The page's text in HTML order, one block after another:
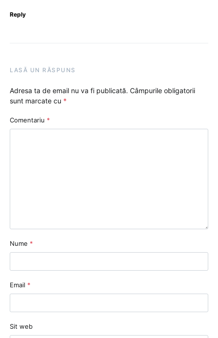
Reply
LASĂ UN RĂSPUNS
Adresa ta de email nu va fi publicată. Câmpurile obligatorii
sunt marcate cu *
Comentariu *
Nume *
Email *
Sit web